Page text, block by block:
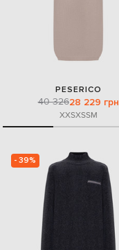
PESERICO
40 32628 229 грн
XXSXSSM
- 39%